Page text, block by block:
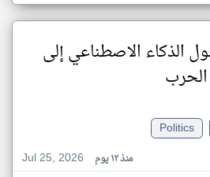
الذكاء الاصطناعي إلى
Politics
Jul 25, 2026
منذ ١٢ يوم